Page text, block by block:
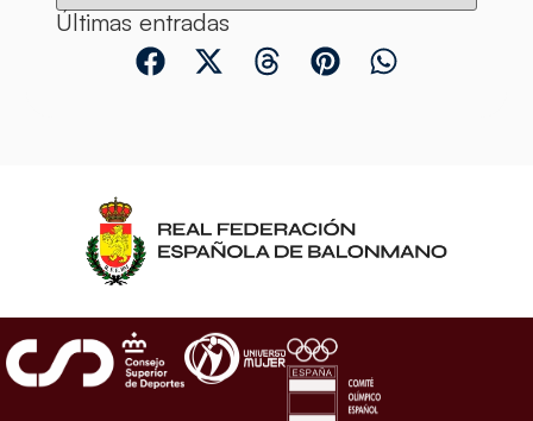
Últimas entradas